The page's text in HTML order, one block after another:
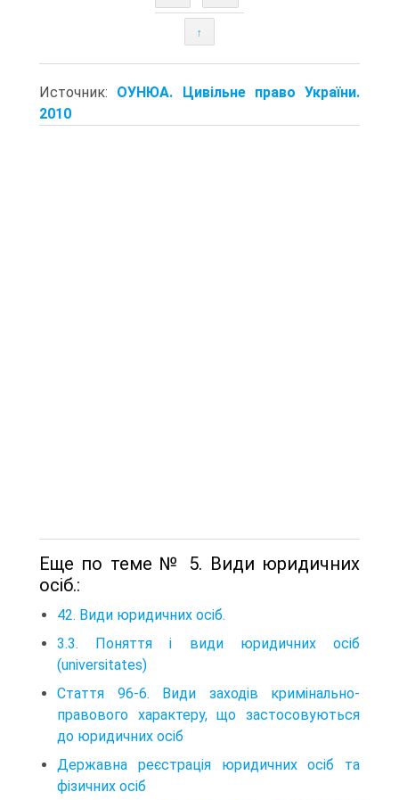
↑
Источник: ОУНЮА. Цивільне право України.
2010
Еще по теме № 5. Види юридичних
осіб.:
42. Види юридичних осіб.
3.3. Поняття і види юридичних осіб
(universitates)
Стаття 96-6. Види заходів кримінально-
правового характеру, що застосовуються
до юридичних осіб
Державна реєстрація юридичних осіб та
фізичних осіб